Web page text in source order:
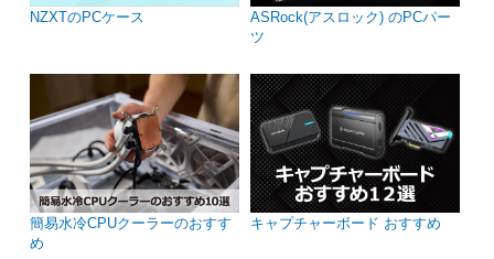
NZXTのPCケース
ASRock(アスロック) のPCパー
ツ
簡易水冷CPUクーラーのおすす
め
キャプチャーボード おすすめ